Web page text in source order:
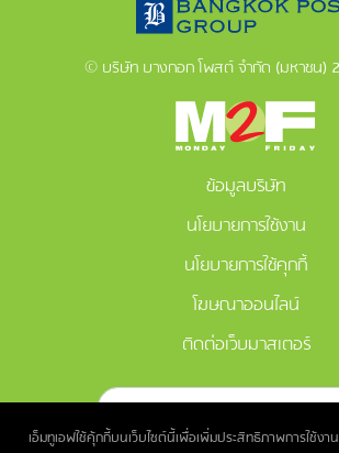
เอ็มทูเอฟใช้คุ้กกี้บนเว็บไซต์นี้เพื่อเพิ่มประสิทธิภาพการใช้ง
© บริษัท บางกอก โพสต์ จำกัด (มหาชน)
ข้อมูลบริษัท
นโยบายการใช้งาน
นโยบายการใช้คุกกี้
โฆษณาออนไลน์
ติดต่อเว็บมาสเตอร์